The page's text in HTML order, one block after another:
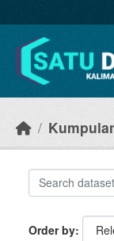
Order by